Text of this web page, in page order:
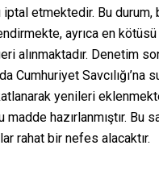
iptal etmektedir. Bu
ayrıca en
alınmaktadır. Denetim
Savcılığı’na
yenileri
hazırlanmıştır. Bu
rahat bir nefes alacaktır.